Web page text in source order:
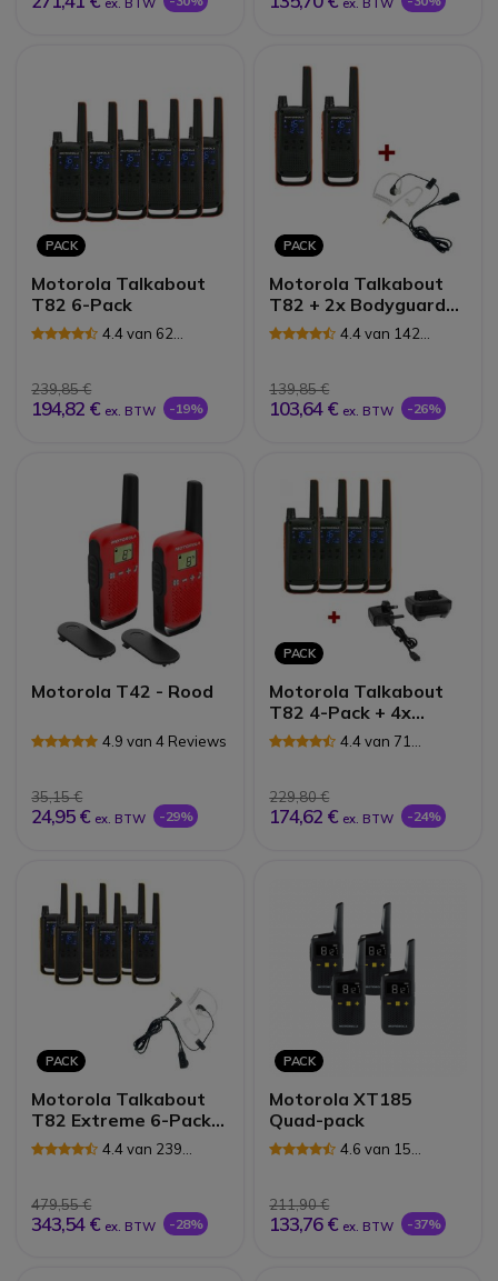
ex. BTW ex. BTW
PACK
Motorola Talkabout
T82 6-Pack
4.4 van 62
239,85 €
194,82 € ex. BTW -19%
PACK
Motorola Talkabout
T82 + 2x Bodyguard
Oortjes 4.4 van 142
139,85 €
103,64 € ex. BTW -26%
Motorola T42 - Rood
4.9 van 4 Reviews
35,15 €
24,95 € ex. BTW -29%
PACK
Motorola Talkabout
T82 4-Pack + 4x
Bureau Opladers
4.4 van 71
229,80 €
174,62 € ex. BTW -24%
PACK
Motorola Talkabout
T82 Extreme 6-Pack +
6x Bodyguard Oortjes
4.4 van 239
479,55 €
343,54 € ex. BTW -28%
PACK
Motorola XT185
Quad-pack
4.6 van 15
211,90 €
133,76 € ex. BTW -37%